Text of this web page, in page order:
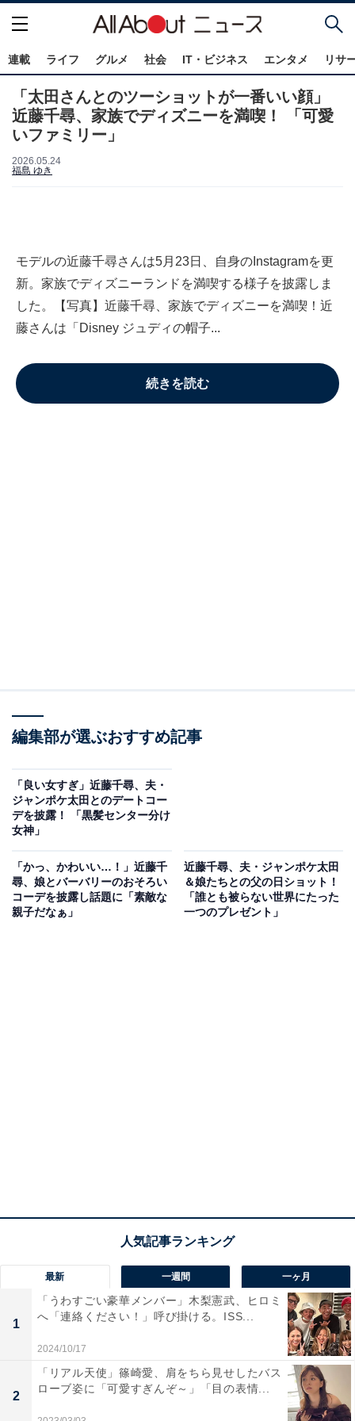
連載 ライフ グルメ 社会 IT・ビジネス エンタメ リサ
「太田さんとのツーショットが一番いい顔」
近藤千尋、家族でディズニーを満喫！ 「可愛
いファミリー」
2026.05.24
福島 ゆき
モデルの近藤千尋さんは5月23日、自身のInstagramを更
新。家族でディズニーランドを満喫する様子を披露しま
した。【写真】近藤千尋、家族でディズニーを満喫！近
藤さんは「Disney ジュディの帽子...
続きを読む
編集部が選ぶおすすめ記事
「良い女すぎ」近藤千尋、夫・
ジャンポケ太田とのデートコー
デを披露！ 「黒髪センター分け
女神」
「かっ、かわいい…！」近藤千
尋、娘とバーバリーのおそろい
コーデを披露し話題に「素敵な
親子だなぁ」
近藤千尋、夫・ジャンポケ太田
＆娘たちとの父の日ショット！
「誰とも被らない世界にたった
一つのプレゼント」
最新 一週間 一ヶ月
1
「うわすごい豪華メンバー」木梨憲武、ヒロミ
へ「連絡ください！」呼び掛ける。ISS...
2024/10/17
2
「リアル天使」篠崎愛、肩をちら見せしたバス
ローブ姿に「可愛すぎんぞ～」「目の表情...